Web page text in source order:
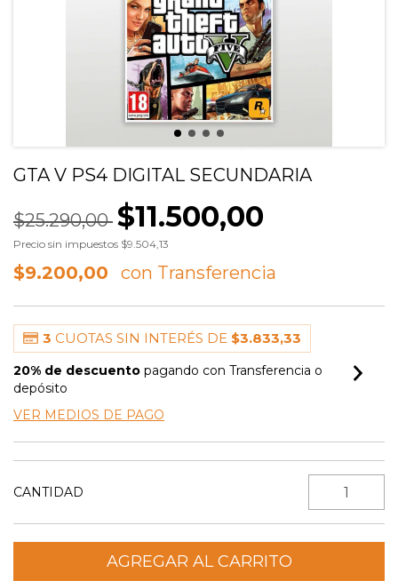
GTA V PS4 DIGITAL SECUNDARIA
$25.290,00 $11.500,00
Precio sin impuestos $9.504,13
$9.200,00
3 CUOTAS SIN INTERÉS DE $3.833,33
20% de descuento pagando con Transferencia o
depósito
VER MEDIOS DE PAGO
CANTIDAD